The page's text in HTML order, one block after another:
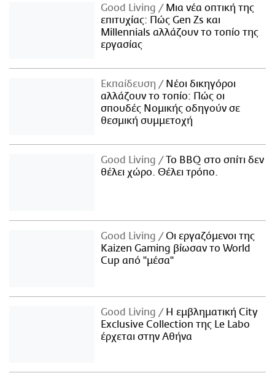
Good Living
Μια νέα οπτική της
επιτυχίας: Πώς Gen Zs και
Millennials αλλάζουν το τοπίο της
εργασίας
Εκπαίδευση
Νέοι δικηγόροι
αλλάζουν το τοπίο: Πώς οι
σπουδές Νομικής οδηγούν σε
θεσμική συμμετοχή
Good Living
Το BBQ στο σπίτι δεν
θέλει χώρο. Θέλει τρόπο.
Good Living
Οι εργαζόμενοι της
Kaizen Gaming βίωσαν το World
Cup από "μέσα"
Good Living
Η εμβληματική City
Exclusive Collection της Le Labo
έρχεται στην Αθήνα